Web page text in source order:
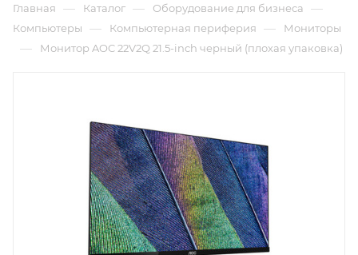
Главная — Каталог — Оборудование для бизнеса —
Компьютеры — Компьютерная периферия — Мониторы
— Монитор AOC 22V2Q 21.5-inch черный (плохая упаковка)